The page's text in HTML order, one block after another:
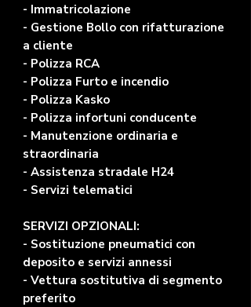
- Immatricolazione
- Gestione Bollo con rifatturazione
a cliente
- Polizza RCA
- Polizza Furto e incendio
- Polizza Kasko
- Polizza infortuni conducente
- Manutenzione ordinaria e
straordinaria
- Assistenza stradale H24
- Servizi telematici
SERVIZI OPZIONALI:
- Sostituzione pneumatici con
deposito e servizi annessi
- Vettura sostitutiva di segmento
preferito